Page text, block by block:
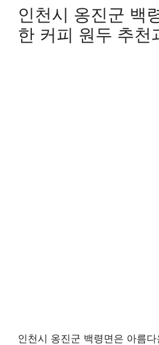
인천시 옹진군 백
한 커피 원두 추천
인천시 옹진군 백령면은 아름